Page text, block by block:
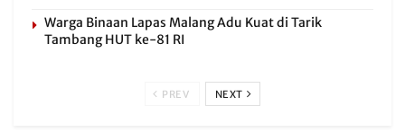
Warga Binaan Lapas Malang Adu Kuat di Tarik
Tambang HUT ke-81 RI
PREV NEXT